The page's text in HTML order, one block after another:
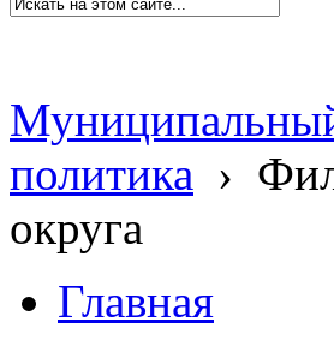
политика ›
округа
Главная